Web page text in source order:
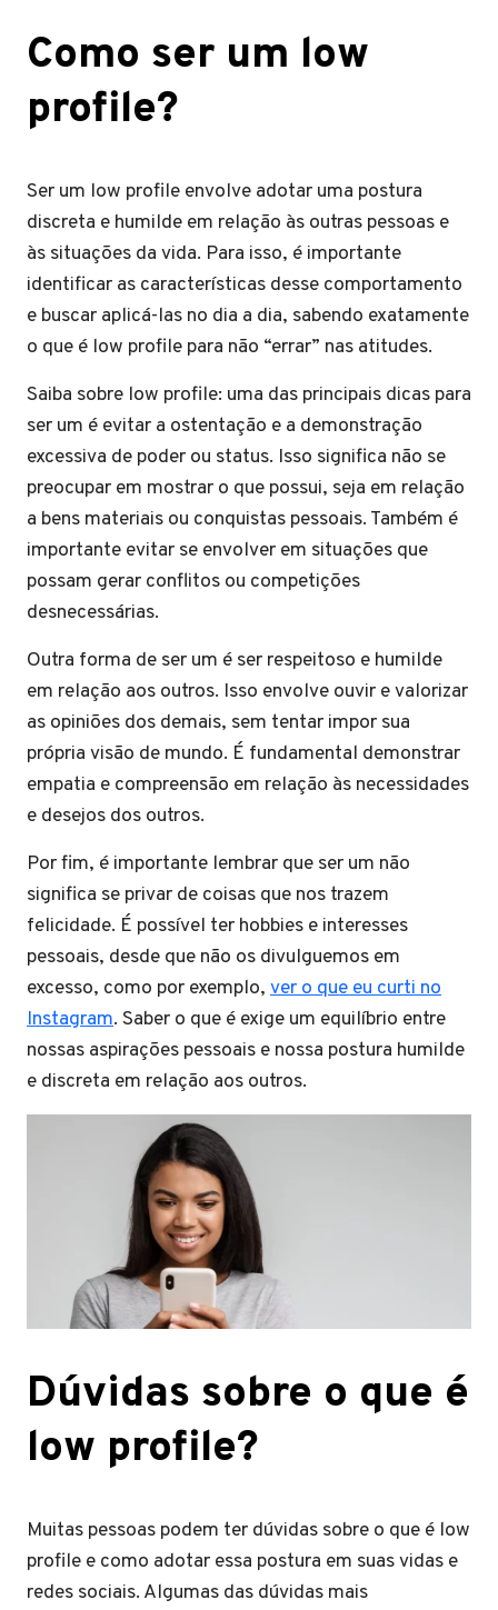
Como ser um low
profile?
Ser um low profile envolve adotar uma postura
discreta e humilde em relação às outras pessoas e
às situações da vida. Para isso, é importante
identificar as características desse comportamento
e buscar aplicá-las no dia a dia, sabendo exatamente
o que é low profile para não “errar” nas atitudes.
Saiba sobre low profile: uma das principais dicas para
ser um é evitar a ostentação e a demonstração
excessiva de poder ou status. Isso significa não se
preocupar em mostrar o que possui, seja em relação
a bens materiais ou conquistas pessoais. Também é
importante evitar se envolver em situações que
possam gerar conflitos ou competições
desnecessárias.
Outra forma de ser um é ser respeitoso e humilde
em relação aos outros. Isso envolve ouvir e valorizar
as opiniões dos demais, sem tentar impor sua
própria visão de mundo. É fundamental demonstrar
empatia e compreensão em relação às necessidades
e desejos dos outros.
Por fim, é importante lembrar que ser um não
significa se privar de coisas que nos trazem
felicidade. É possível ter hobbies e interesses
pessoais, desde que não os divulguemos em
excesso, como por exemplo, ver o que eu curti no
Instagram. Saber o que é exige um equilíbrio entre
nossas aspirações pessoais e nossa postura humilde
e discreta em relação aos outros.
Dúvidas sobre o que é
low profile?
Muitas pessoas podem ter dúvidas sobre o que é low
profile e como adotar essa postura em suas vidas e
redes sociais. Algumas das dúvidas mais